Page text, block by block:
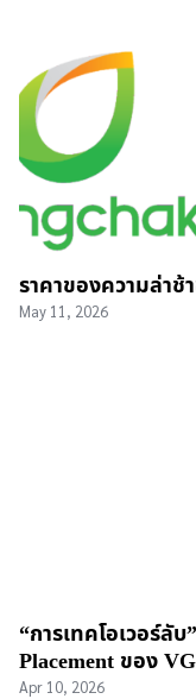
ราคาของความล่า
May 11, 2026
“การเทคโอเวอร์ลั
Placement ของ
Apr 10, 2026